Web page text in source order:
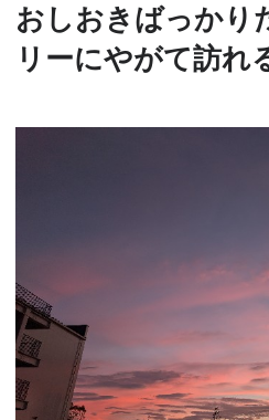
おしおきばっかり
リーにやがて訪れ